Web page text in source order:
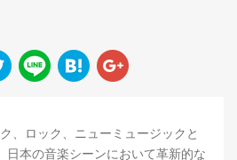
、ロック、ニューミュージックと
日本の音楽シーンにおいて革新的な